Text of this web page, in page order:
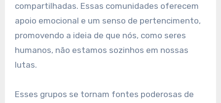
compartilhadas. Essas comunidades oferecem
apoio emocional e um senso de pertencimento,
promovendo a ideia de que nós, como seres
humanos, não estamos sozinhos em nossas
lutas.
Esses grupos se tornam fontes poderosas de